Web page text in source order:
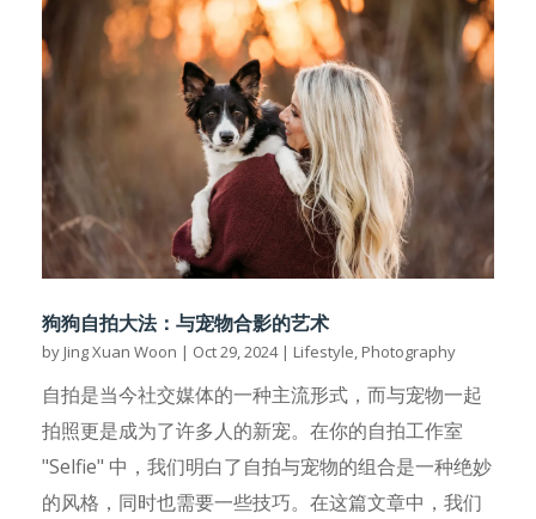
狗狗自拍大法：与宠物合影的艺术
by Jing Xuan Woon | Oct 29, 2024| Lifestyle, Photography
自拍是当今社交媒体的一种主流形式，而与宠物一起
拍照更是成为了许多人的新宠。在你的自拍工作室
"Selfie" 中，我们明白了自拍与宠物的组合是一种绝妙
的风格，同时也需要一些技巧。在这篇文章中，我们